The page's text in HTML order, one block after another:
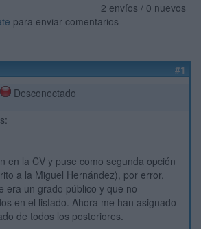
2 envíos / 0 nuevos
para enviar comentarios
#1
Desconectado
en la CV y puse como segunda opción
a la Miguel Hernández), por error.
era un grado público y que no
en el listado. Ahora me han asignado
de todos los posteriores.